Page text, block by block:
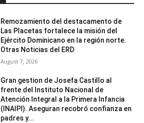
Remozamiento del destacamento de
Las Placetas fortalece la misión del
Ejército Dominicano en la región norte.
Otras Noticias del ERD
August 7, 2026
Gran gestion de Josefa Castillo al
frente del Instituto Nacional de
Atención Integral a la Primera Infancia
(INAIPI). Aseguran recobró confianza en
padres y...